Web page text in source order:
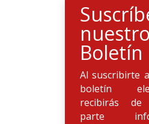
nuestro
Boletín
Al suscribirte
boletín
recibirás de
parte